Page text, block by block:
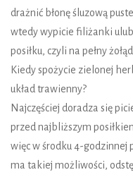
drażnić błonę śluzową
wtedy wypicie filiżanki
posiłku, czyli na pełny
Kiedy spożycie zielonej
układ trawienny?
Najczęściej doradza się
przed najbliższym
więc w środku 4-godzinnej
ma takiej możliwości,